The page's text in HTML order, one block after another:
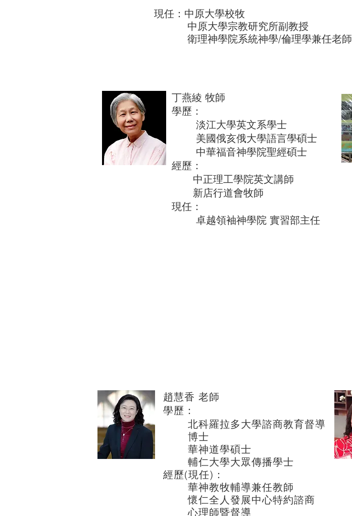
現任：中原大學校牧
中原大學宗教研究所副教授
衛理神學院系統神學/倫理學兼任老師
丁燕綾 牧師
學歷：
淡江大學英文系學士
美國俄亥俄大學語言學碩士
中華福音神學院聖經碩士
經歷：
中正理工學院英文講師
新店行道會牧師
現任：
卓越領袖神學院 實習部主任
趙慧香 老師
學歷：
北科羅拉多大學諮商教育督導
博士
華神道學碩士
輔仁大學大眾傳播學士
經歷(現任)：
華神教牧輔導兼任教師
懷仁全人發展中心特約諮商
心理師暨督導